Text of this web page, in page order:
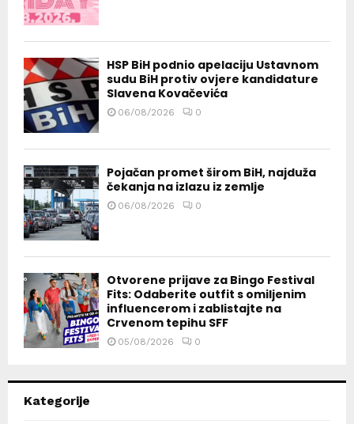
HSP BiH podnio apelaciju Ustavnom
sudu BiH protiv ovjere kandidature
Slavena Kovačevića
06/08/2026 0
Pojačan promet širom BiH, najduža
čekanja na izlazu iz zemlje
06/08/2026 0
Otvorene prijave za Bingo Festival
Fits: Odaberite outfit s omiljenim
influencerom i zablistajte na
Crvenom tepihu SFF
05/08/2026 0
Kategorije